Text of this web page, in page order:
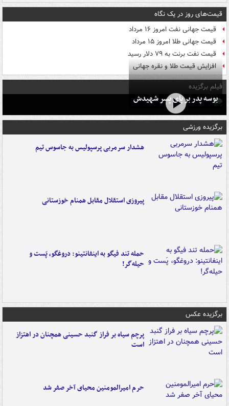
قیمت‌های روز در یک نگاه
قیمت جهانی نفت امروز ۱۶ مرداد
قیمت جهانی طلا امروز ۱۵ مرداد
قیمت نفت برنت به ۷۹ دلار رسید
افزایش قیمت طلا و نقره جهانی
فیلم برگزیده
بوسه‌ پدر بر پای پسر شهیدش
برگزیده ورزشی
هشدار سرمربی پرسپولیس به جاسوس تیم
پیروزی استقلال مقابل همنام خوزستانی
حمله تند فیگو به اینفانتینو: دروغگو، پَست‌ و
حیله‌گر!
برگزیده عکس
پرچم سیاه بر فراز گنبد حسینی همچنان در اهتزاز
است
حرم امیرالمومنین محیای آخر صفر شد